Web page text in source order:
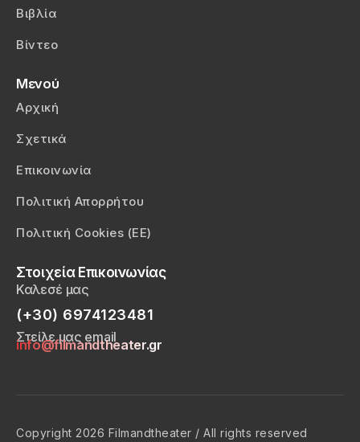
Βιβλία
Βίντεο
Μενού
Αρχική
Σχετικά
Επικοινωνία
Πολιτική Απορρήτου
Πολιτική Cookies (ΕΕ)
Στοιχεία Επικοινωνίας
Καλεσέ μας
(+30) 6974123481
Στείλε μας email
info@filmandtheater.gr
Copyright 2026 Filmandtheater / All rights reserved